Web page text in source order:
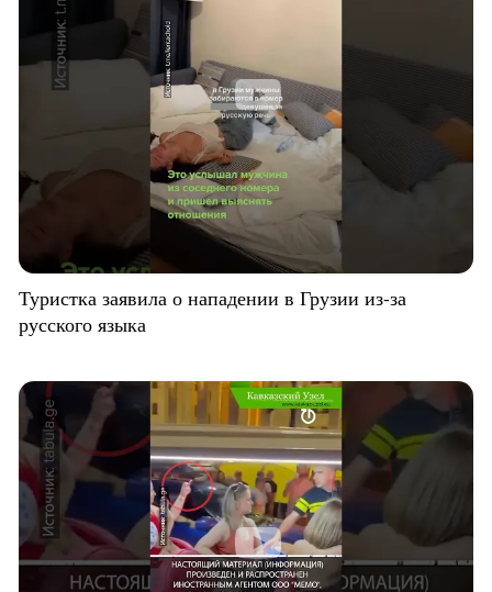
Туристка заявила о нападении в Грузии из-за
русского языка